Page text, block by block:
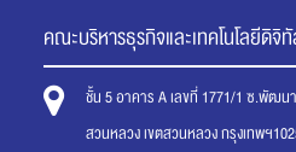
คณะบริหารธุรกิจและเทคโนโลยีดิจิ
ชั้น 5 อาคาร A เลขที่ 1771/1 ซ.พัฒ
สวนหลวง เขตสวนหลวง กรุงเทพฯ